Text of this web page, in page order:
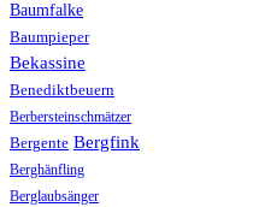
Baumfalke
Baumpieper
Bekassine
Benediktbeuern
Berbersteinschmätzer
Bergente Bergfink
Berghänfling
Berglaubsänger